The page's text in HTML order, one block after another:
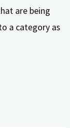
are being
a category as